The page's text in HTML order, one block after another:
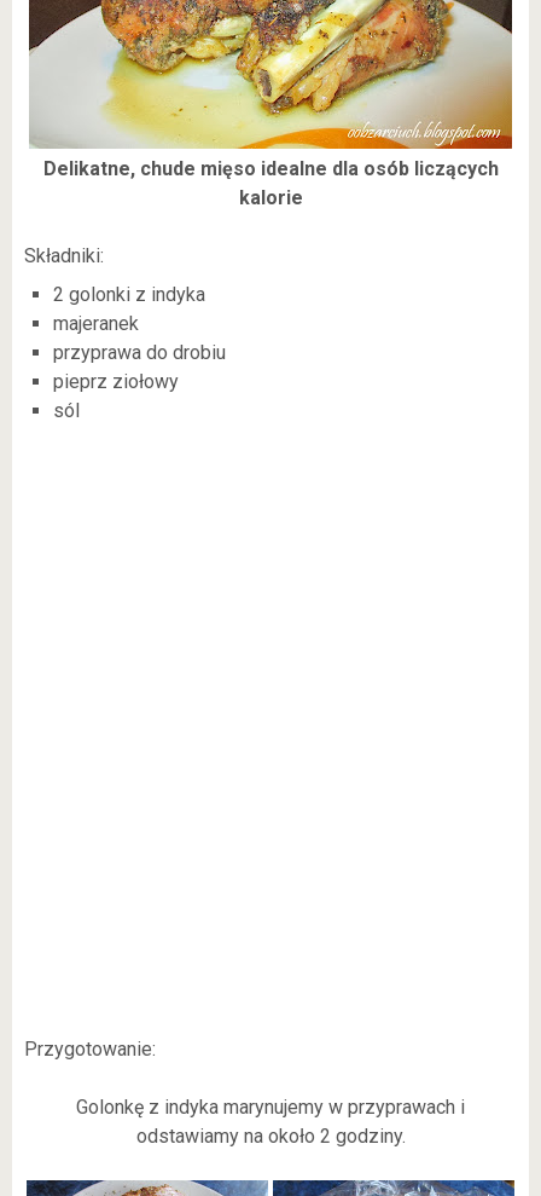
Delikatne, chude mięso idealne dla osób liczących
kalorie
Składniki:
2 golonki z indyka
majeranek
przyprawa do drobiu
pieprz ziołowy
sól
Przygotowanie:
Golonkę z indyka marynujemy w przyprawach i
odstawiamy na około 2 godziny.